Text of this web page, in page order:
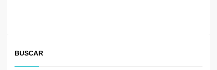
BUSCAR